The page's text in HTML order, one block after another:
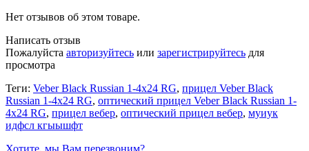
Нет отзывов об этом товаре.
Написать отзыв
Пожалуйста авторизуйтесь или зарегистрируйтесь для
просмотра
Теги: Veber Black Russian 1-4x24 RG, прицел Veber Black
Russian 1-4x24 RG, оптический прицел Veber Black Russian 1-
4x24 RG, прицел вебер, оптический прицел вебер, муиук
идфсл кгыышфт
Хотите, мы Вам перезвоним?